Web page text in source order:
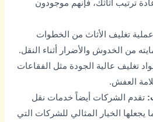
ترتيب أثاثك، فإنهم موجودون
عملية تغليف الأثاث من الخطوات
من الخدوش والأضرار أثناء النقل.
تغليف عالية الجودة مثل الفقاعات
العفش.
تقدم الشركات أيضاً خدمات نقل
يجعلها الخيار المثالي للشركات التي